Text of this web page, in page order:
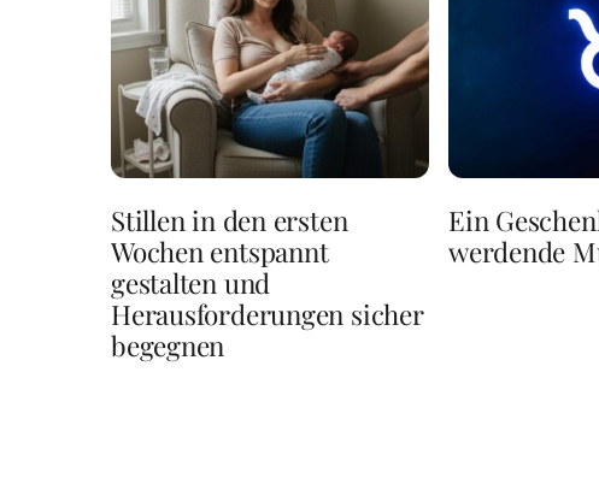
Stillen in den ersten
Wochen entspannt
gestalten und
Herausforderungen sicher
begegnen
Ein
werdende